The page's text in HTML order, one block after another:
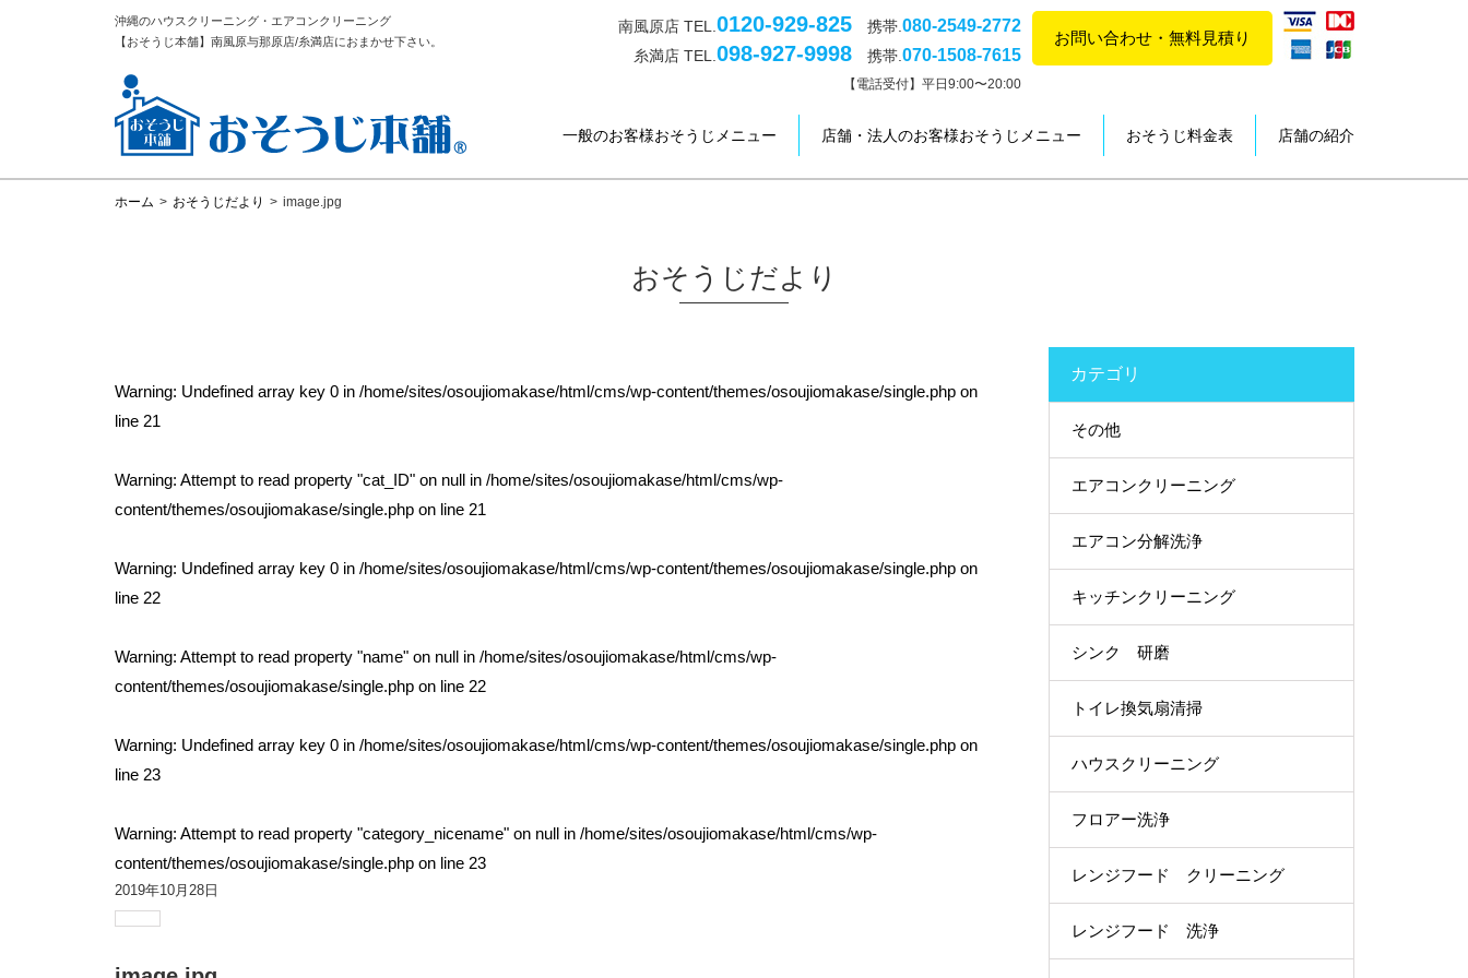
沖縄のハウスクリーニング・エアコンクリーニング
【おそうじ本舗】南風原与那原店/糸満店におまかせ下さい。
南風原店 TEL. 0120-929-825携帯. 080-2549-2772
糸満店 TEL. 098-927-9998携帯. 070-1508-7615
【電話受付】平日9:00〜20:00
お問い合わせ・無料見積り
一般のお客様おそうじメニュー 店舗・法人のお客様おそうじメニュー おそうじ料金表 店舗の紹介
ホーム > おそうじだより > image.jpg
おそうじだより
Warning: Undefined array key 0 in /home/sites/osoujiomakase/html/cms/wp-content/themes/osoujiomakase/single.phpon
line 21
Warning: Attempt to read property "cat_ID" on null in /home/sites/osoujiomakase/html/cms/wp-
content/themes/osoujiomakase/single.phpon line 21
Warning: Undefined array key 0 in /home/sites/osoujiomakase/html/cms/wp-content/themes/osoujiomakase/single.phpon
line 22
Warning: Attempt to read property "name" on null in /home/sites/osoujiomakase/html/cms/wp-
content/themes/osoujiomakase/single.phpon line 22
Warning: Undefined array key 0 in /home/sites/osoujiomakase/html/cms/wp-content/themes/osoujiomakase/single.phpon
line 23
Warning: Attempt to read property "category_nicename" on null in /home/sites/osoujiomakase/html/cms/wp-
content/themes/osoujiomakase/single.phpon line 23
2019年10月28日
カテゴリ
その他
エアコンクリーニング
エアコン分解洗浄
キッチンクリーニング
シンク 研磨
トイレ換気扇清掃
ハウスクリーニング
フロアー洗浄
レンジフード クリーニング
レンジフード 洗浄